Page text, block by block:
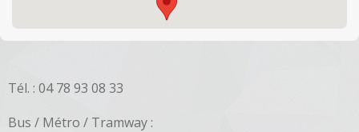
Tél. : 04 78 93 08 33
Bus / Métro / Tramway :